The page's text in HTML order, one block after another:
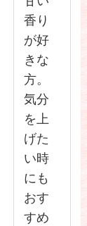
香り
が好
きな
方。
気分
を上
げた
い時
にも
おす
すめ